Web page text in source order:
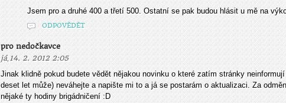
Jsem pro a druhé 400 a třetí 500. Ostatní se pak budou hlásit u mě na
ODPOVĚDĚT
pro nedočkavce
já, 14. 2. 2012 2:05
Jinak klidně pokud budete vědět nějakou novinku o které zatím stránky
deset let může) neváhejte a napište mi to a já se postarám o aktualizaci. Za
nějaké ty hodiny brigádničení :D